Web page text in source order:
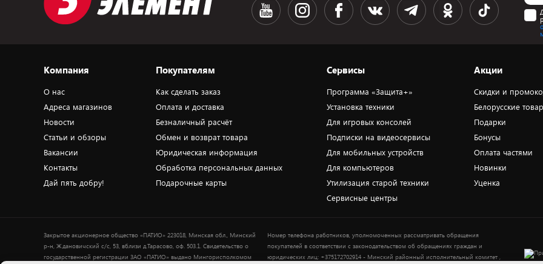
Компания
О нас
Адреса магазинов
Новости
Статьи и обзоры
Вакансии
Контакты
Дай пять добру!
Покупателям
Как сделать заказ
Оплата и доставка
Безналичный расчёт
Обмен и возврат товара
Юридическая информация
Обработка персональных данных
Подарочные карты
Сервисы
Программа «Защита+»
Установка техники
Для игровых консолей
Подписки на видеосервисы
Для мобильных устройств
Для компьютеров
Утилизация старой техники
Сервисные центры
Акции
Скидки и
Белорусские
Подарки
Бонусы
Оплата частями
Новинки
Уценка
Закрытое акционерное общество «ПАТИО» 223018, Минская обл., Минский
р-н, Ждановичский с/с, 53, вблизи д.Тарасово, оф. 503.1. Свидетельство о
государственной регистрации ЗАО «ПАТИО» выдано Мингорисполкомом
Номер телефона работников, уполномоченных рассматривать обращения
покупателей в соответствии с законодательством об обращениях граждан и
юридических лиц: +375172702914 - Минский районный исполнительный комитет ,